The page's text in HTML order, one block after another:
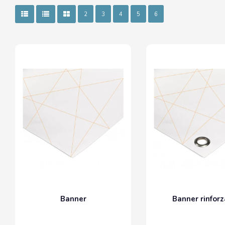
2 3 4 5 6
Banner Banner